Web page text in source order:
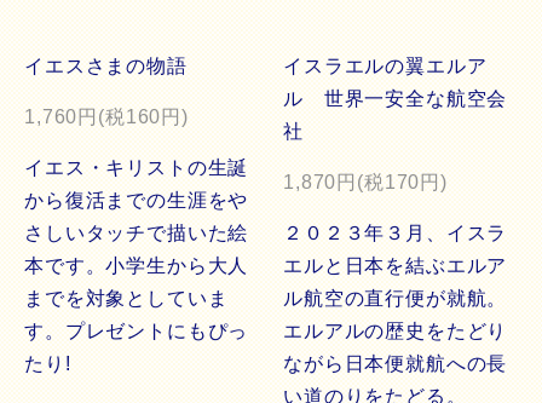
イエスさまの物語
1,760円(税160円)
イエス・キリストの生誕
から復活までの生涯をや
さしいタッチで描いた絵
本です。小学生から大人
までを対象としていま
す。プレゼントにもぴっ
たり!
イスラエルの翼エルア
ル 世界一安全な航空会
社
1,870円(税170円)
２０２３年３月、イスラ
エルと日本を結ぶエルア
ル航空の直行便が就航。
エルアルの歴史をたどり
ながら日本便就航への長
い道のりをたどる。